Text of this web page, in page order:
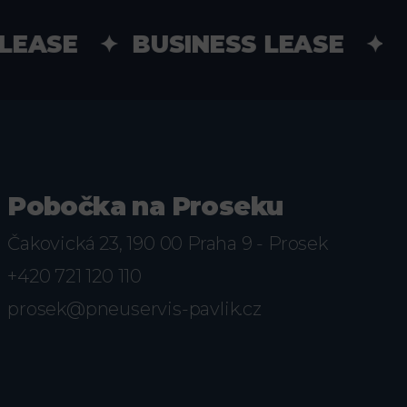
✦ BUSINESS LEASE ✦
Pobočka na Proseku
Čakovická 23, 190 00 Praha 9 - Prosek
+420 721 120 110
prosek@pneuservis-pavlik.cz